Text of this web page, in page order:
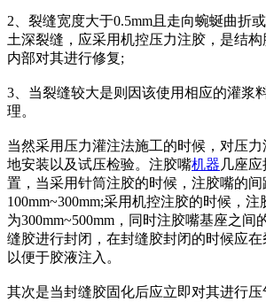
2、裂缝宽度大于0.5mm且走向蜿蜒曲折
土深裂缝，应采用机控压力注胶，是结
内部对其进行修复;
3、当裂缝较大是则因该使用相应的灌浆
理。
当然采用压力灌注法施工的时候，对压
地安装以及试压检验。注胶嘴机器 几座
置，当采用针筒注胶的时候，注胶嘴的间
100mm~300mm;采用机控注胶的时候，
为300mm~500mm，同时注胶嘴基座之间
缝胶进行封闭，在封缝胶封闭的时候应在
以便于胶液注入。
其次是当封缝胶固化后应立即对其进行